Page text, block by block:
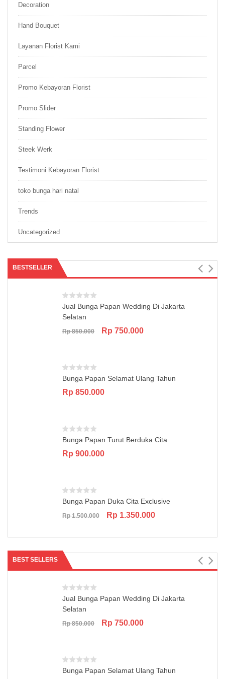
Decoration
Hand Bouquet
Layanan Florist Kami
Parcel
Promo Kebayoran Florist
Promo Slider
Standing Flower
Steek Werk
Testimoni Kebayoran Florist
toko bunga hari natal
Trends
Uncategorized
BESTSELLER
Jual Bunga Papan Wedding Di Jakarta
Selatan
Rp850.000
Original
Rp 750.000Current
Bunga Papan Selamat Ulang Tahun
Rp 850.000
Bunga Papan Turut Berduka Cita
Rp 900.000
Bunga Papan Duka Cita Exclusive
Rp1.500.000
Original
Rp 1.350.000Current
BEST SELLERS
Jual Bunga Papan Wedding Di Jakarta
Selatan
Rp850.000
Original
Rp 750.000Current
Bunga Papan Selamat Ulang Tahun